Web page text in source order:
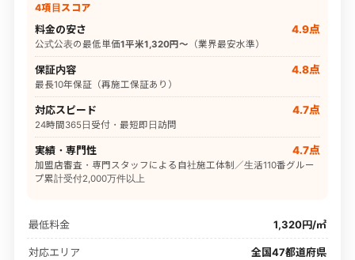
4項目スコア
料金の安さ 4.9点
公式公表の最低単価1平米1,320円〜 （業界最安水準）
保証内容 4.8点
最長10年保証（再施工保証あり）
対応スピード 4.7点
24時間365日受付・最短即日訪問
実績・専門性 4.7点
加盟店審査・専門スタッフによる自社施工体制／生活110番グルー
プ累計受付2,000万件以上
最低料金 1,320円/㎡
対応エリア 全国47都道府県